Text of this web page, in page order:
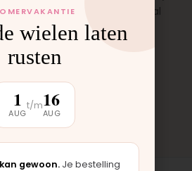
direct voor je. Meestal
minuten weer buiten. Op
op afspraak.
wielen laten
rusten
1
AUG
t/m16
AUG
gewoon. Je bestelling